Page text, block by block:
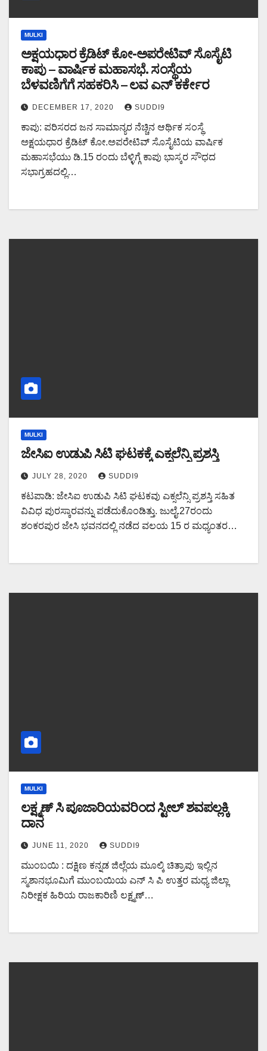
MULKI
ಅಕ್ಷಯಧಾರ ಕ್ರೆಡಿಟ್ ಕೋ-ಅಪರೇಟಿವ್ ಸೊಸೈಟಿ
ಕಾಪು – ವಾರ್ಷಿಕ ಮಹಾಸಭೆ. ಸಂಸ್ಥೆಯ
ಬೆಳವಣಿಗೆಗೆ ಸಹಕರಿಸಿ – ಲವ ಎನ್ ಕರ್ಕೇರ
DECEMBER 17, 2020 SUDDI9
ಕಾಪು: ಪರಿಸರದ ಜನ ಸಾಮಾನ್ಯರ ನೆಚ್ಚಿನ ಆರ್ಥಿಕ ಸಂಸ್ಥೆ
ಅಕ್ಷಯಧಾರ ಕ್ರೆಡಿಟ್ ಕೋ.ಅಪರೇಟಿವ್ ಸೊಸೈಟಿಯ ವಾರ್ಷಿಕ
ಮಹಾಸಭೆಯು ಡಿ.15 ರಂದು ಬೆಳ್ಳಿಗ್ಗೆ ಕಾಪು ಭಾಸ್ಕರ ಸೌಧದ
ಸಭಾಗ್ರಹದಲ್ಲಿ…
MULKI
ಜೇಸಿಐ ಉಡುಪಿ ಸಿಟಿ ಘಟಕಕ್ಕೆ ಎಕ್ಸಲೆನ್ಸಿ ಪ್ರಶಸ್ತಿ
JULY 28, 2020 SUDDI9
ಕಟಪಾಡಿ: ಜೇಸಿಐ ಉಡುಪಿ ಸಿಟಿ ಘಟಕವು ಎಕ್ಸಲೆನ್ಸಿ ಪ್ರಶಸ್ತಿ ಸಹಿತ
ವಿವಿಧ ಪುರಸ್ಕಾರವನ್ನು ಪಡೆದುಕೊಂಡಿತ್ತು. ಜುಲೈ.27ರಂದು
ಶಂಕರಪುರ ಜೇಸಿ ಭವನದಲ್ಲಿ ನಡೆದ ವಲಯ 15 ರ ಮಧ್ಯಂತರ…
MULKI
ಲಕ್ಷ್ಮಣ್ ಸಿ ಪೂಜಾರಿಯವರಿಂದ ಸ್ಟೀಲ್ ಶವಪಲ್ಲಕ್ಕಿ
ದಾನ
JUNE 11, 2020 SUDDI9
ಮುಂಬಯಿ : ದಕ್ಷಿಣ ಕನ್ನಡ ಜಿಲ್ಲೆಯ ಮೂಲ್ಕಿ ಚಿತ್ರಾಪು ಇಲ್ಲಿನ
ಸ್ಮಶಾನಭೂಮಿಗೆ ಮುಂಬಯಿಯ ಎನ್ ಸಿ ಪಿ ಉತ್ತರ ಮಧ್ಯ ಜಿಲ್ಲಾ
ನಿರೀಕ್ಷಕ ಹಿರಿಯ ರಾಜಕಾರಿಣಿ ಲಕ್ಷ್ಮಣ್…